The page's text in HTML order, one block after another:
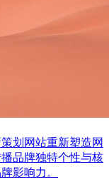
划网站重新塑造网
品牌独特个性与核
影响力。